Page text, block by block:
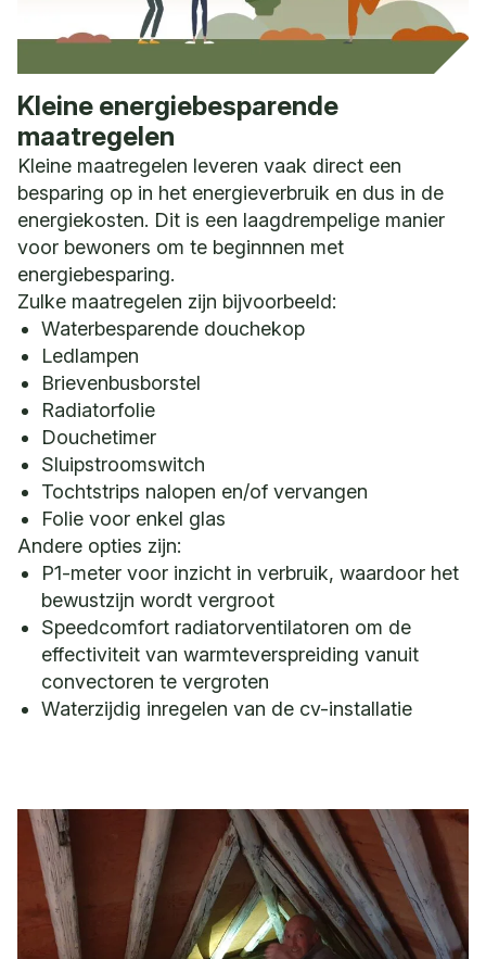
Kleine energiebesparende
maatregelen
Kleine maatregelen leveren vaak direct een
besparing op in het energieverbruik en dus in de
energiekosten. Dit is een laagdrempelige manier
voor bewoners om te beginnnen met
energiebesparing.
Zulke maatregelen zijn bijvoorbeeld:
Waterbesparende douchekop
Ledlampen
Brievenbusborstel
Radiatorfolie
Douchetimer
Sluipstroomswitch
Tochtstrips nalopen en/of vervangen
Folie voor enkel glas
Andere opties zijn:
P1-meter voor inzicht in verbruik, waardoor het
bewustzijn wordt vergroot
Speedcomfort radiatorventilatoren om de
effectiviteit van warmteverspreiding vanuit
convectoren te vergroten
Waterzijdig inregelen van de cv-installatie